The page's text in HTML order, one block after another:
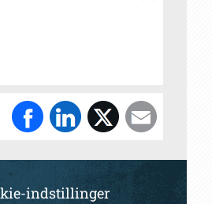
indstillinger